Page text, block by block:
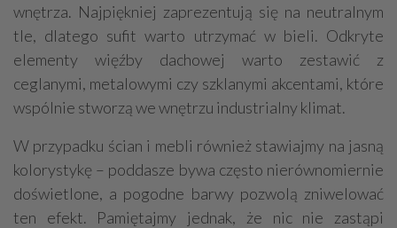
wnętrza. Najpiękniej zaprezentują się na neutralnym
tle, dlatego sufit warto utrzymać w bieli. Odkryte
elementy więźby dachowej warto zestawić z
ceglanymi, metalowymi czy szklanymi akcentami, które
wspólnie stworzą we wnętrzu industrialny klimat.
W przypadku ścian i mebli również stawiajmy na jasną
kolorystykę – poddasze bywa często nierównomiernie
doświetlone, a pogodne barwy pozwolą zniwelować
ten efekt. Pamiętajmy jednak, że nic nie zastąpi